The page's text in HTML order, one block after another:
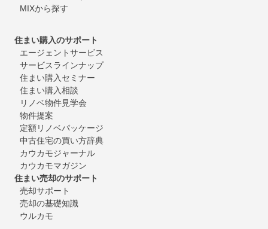
MIXから探す
住まい購入のサポート
エージェントサービス
サービスラインナップ
住まい購入セミナー
住まい購入相談
リノベ物件見学会
物件提案
定額リノベパッケージ
中古住宅の買い方辞典
カウカモジャーナル
カウカモマガジン
住まい売却のサポート
売却サポート
売却の基礎知識
ウルカモ